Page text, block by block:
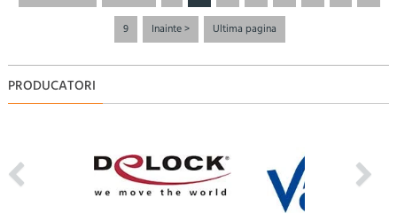
9
Inainte > Ultima pagina
PRODUCATORI